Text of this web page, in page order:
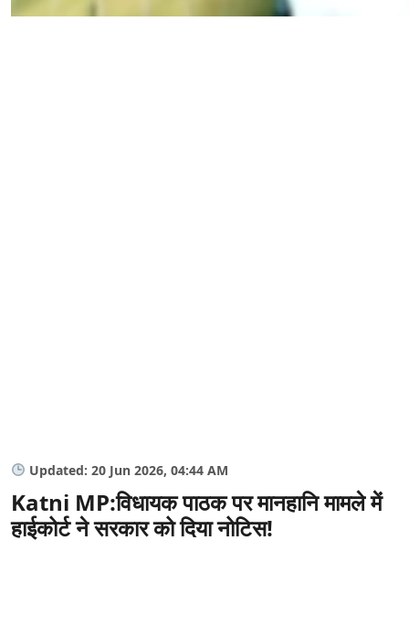
Updated: 20 Jun 2026, 04:44 AM
Katni MP:विधायक पाठक पर मानहानि मामले में
हाईकोर्ट ने सरकार को दिया नोटिस!